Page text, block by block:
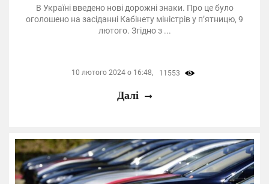
В Україні введено нові дорожні знаки. Про це було
оголошено на засіданні Кабінету міністрів у п’ятницю, 9
лютого. Згідно з ...
10 лютого 2024 о 16:48, 11553
Далі